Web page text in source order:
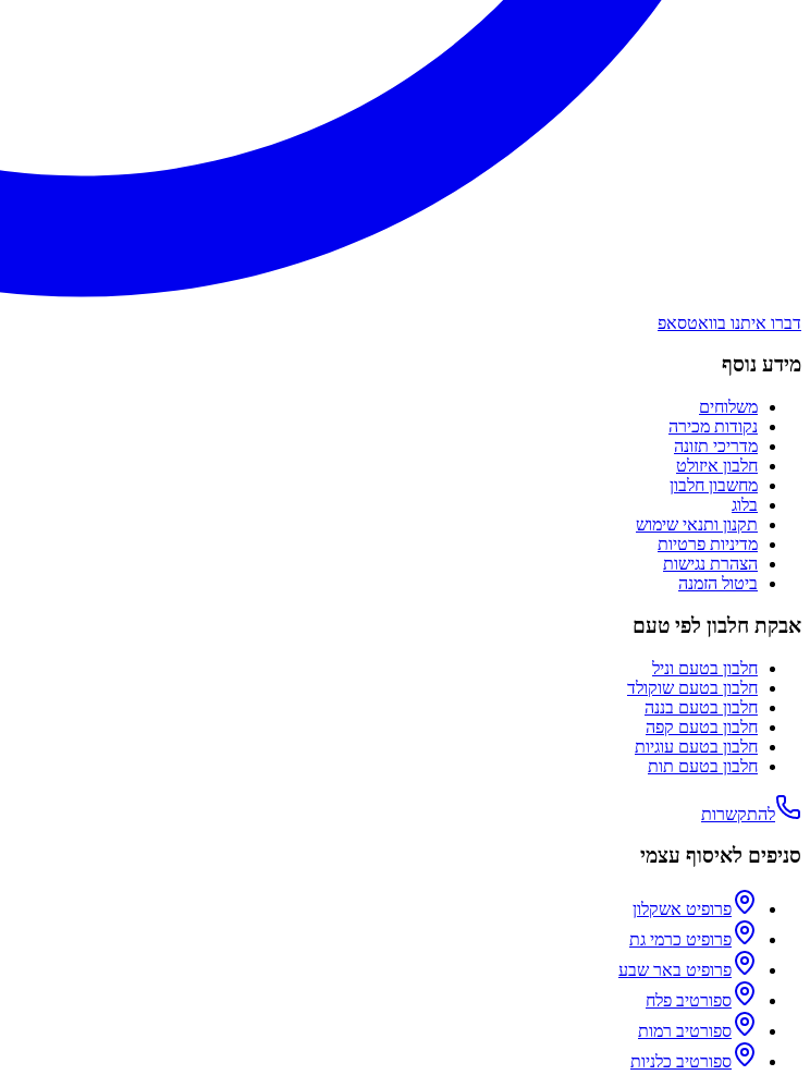
דברו איתנו בוואטסאפ
מידע נוסף
משלוחים
נקודות מכירה
מדריכי תזונה
חלבון איזולט
מחשבון חלבון
בלוג
תקנון ותנאי שימוש
מדיניות פרטיות
הצהרת נגישות
ביטול הזמנה
אבקת חלבון לפי טעם
חלבון בטעם וניל
חלבון בטעם שוקולד
חלבון בטעם בננה
חלבון בטעם קפה
חלבון בטעם עוגיות
חלבון בטעם תות
להתקשרות
סניפים לאיסוף עצמי
פרופיט אשקלון
פרופיט כרמי גת
פרופיט באר שבע
ספורטיב פלח
ספורטיב רמות
ספורטיב כלניות